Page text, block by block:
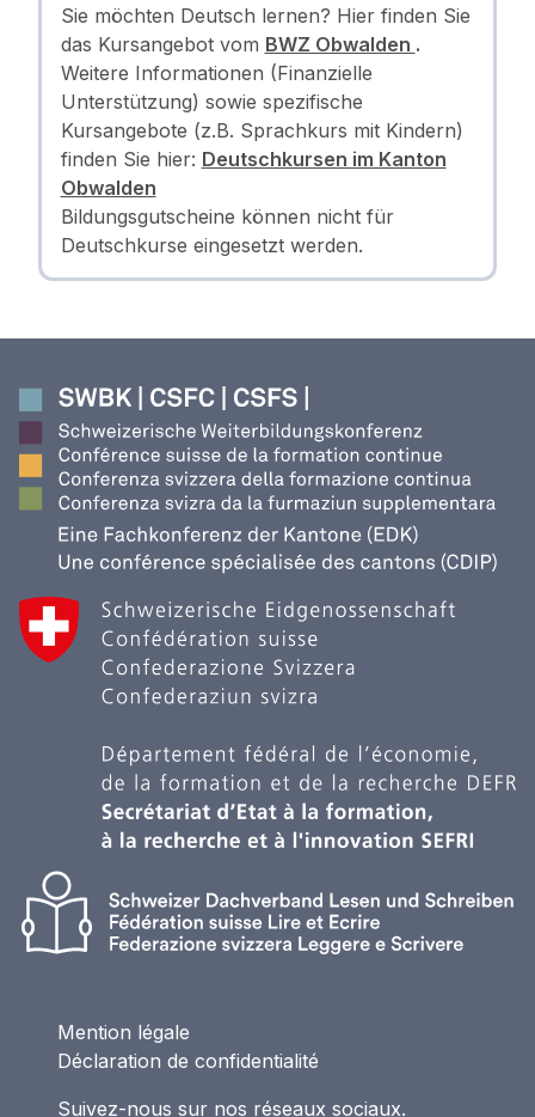
Sie möchten Deutsch lernen? Hier finden Sie
das Kursangebot vom BWZ Obwalden .
Weitere Informationen (Finanzielle
Unterstützung) sowie spezifische
Kursangebote (z.B. Sprachkurs mit Kindern)
finden Sie hier: Deutschkursen im Kanton
Obwalden
Bildungsgutscheine können nicht für
Deutschkurse eingesetzt werden.
Mention légale
Déclaration de confidentialité
Suivez-nous sur nos réseaux sociaux.